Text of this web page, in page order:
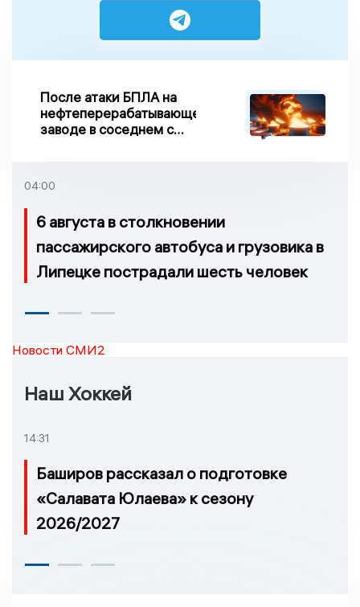
После атаки БПЛА на
нефтеперерабатывающем
заводе в соседнем с
04:00
6 августа в столкновении
пассажирского автобуса и грузовика в
Липецке пострадали шесть человек
Новости СМИ2
Наш Хоккей
14:31
Баширов рассказал о подготовке
«Салавата Юлаева» к сезону
2026/2027